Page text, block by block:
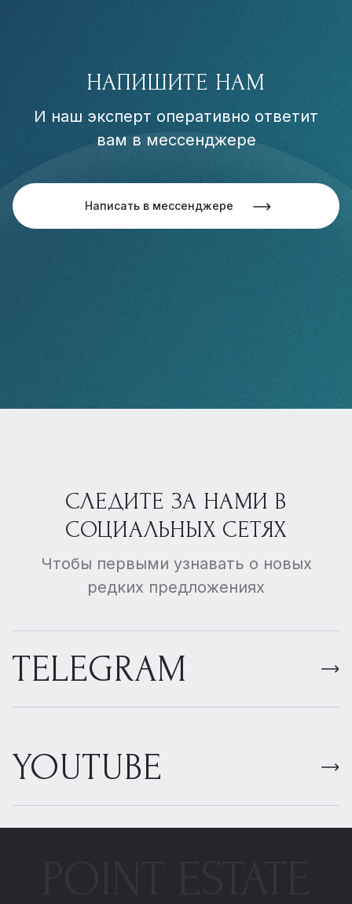
НАПИШИТЕ НАМ
И наш эксперт оперативно ответит
вам в мессенджере
Написать в мессенджере
СЛЕДИТЕ ЗА НАМИ В
СОЦИАЛЬНЫХ СЕТЯХ
Чтобы первыми узнавать о новых
редких предложениях
TELEGRAM
YOUTUBE